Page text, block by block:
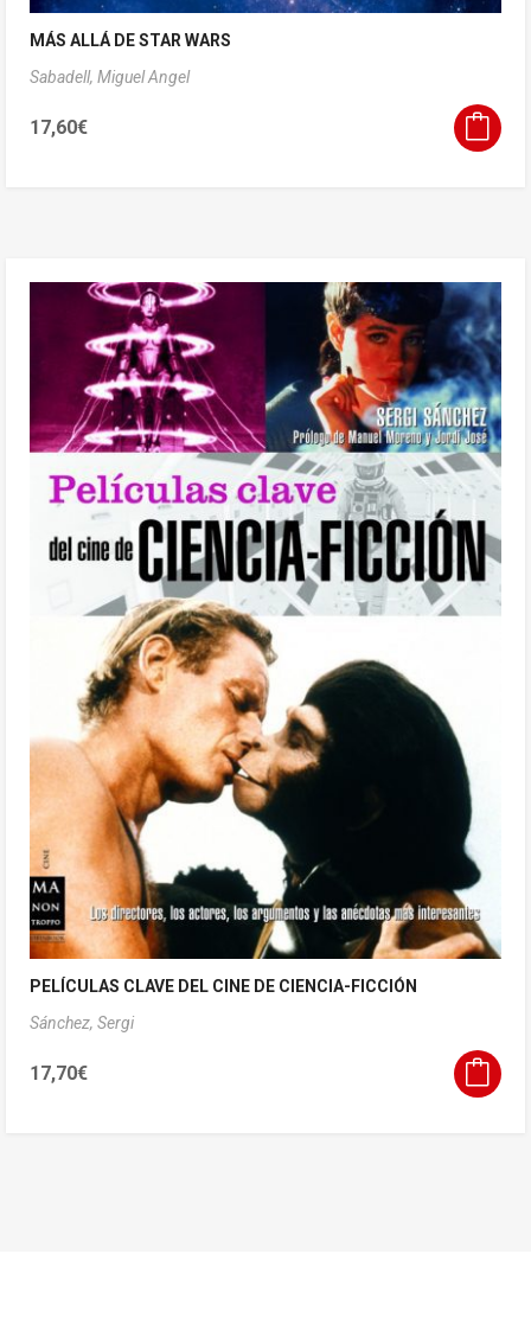
MÁS ALLÁ DE STAR WARS
Sabadell, Miguel Angel
17,60€
PELÍCULAS CLAVE DEL CINE DE CIENCIA-FICCIÓN
Sánchez, Sergi
17,70€